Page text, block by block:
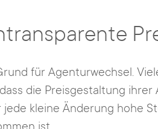
für Agenturwechsel.
die Preisgestaltung
kleine Änderung hohe